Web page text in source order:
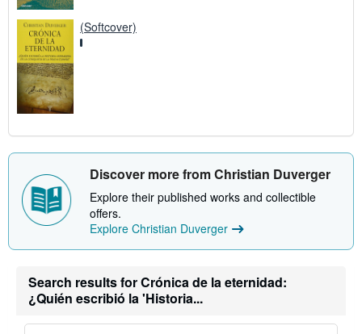
(Softcover)
Discover more from Christian Duverger
Explore their published works and collectible
offers.
Explore Christian Duverger
Search results for Crónica de la eternidad:
¿Quién escribió la 'Historia...